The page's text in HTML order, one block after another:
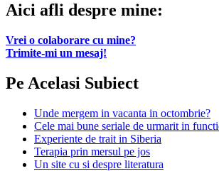
Aici afli despre mine:
Vrei o colaborare cu mine?
Trimite-mi un mesaj!
Pe Acelasi Subiect
Unde mergem in vacanta in octombrie?
Cele mai bune seriale de urmarit in
Experiente de trait in Siberia
Terapia prin mersul pe jos
Un site cu si despre literatura